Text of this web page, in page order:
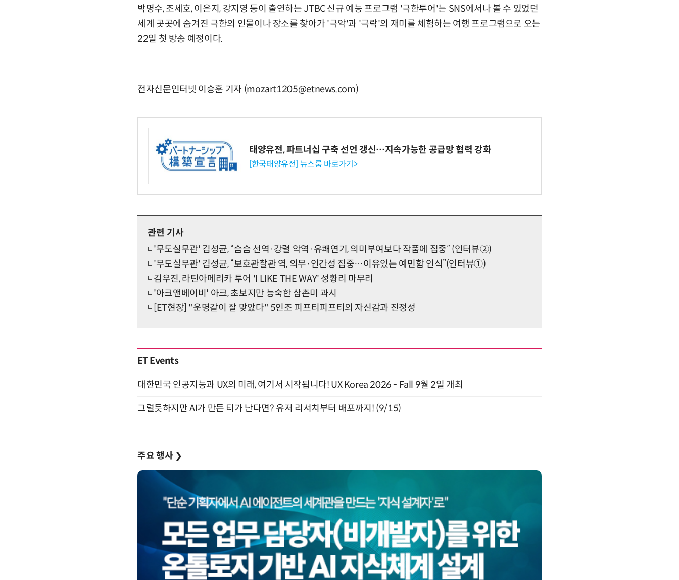
박명수, 조세호, 이은지, 강지영 등이 출연하는 JTBC 신규 예능 프로그램 '극한투어'는 SNS에서나 볼 수 있었던
세계 곳곳에 숨겨진 극한의 인물이나 장소를 찾아가 '극악'과 '극락'의 재미를 체험하는 여행 프로그램으로 오는
22일 첫 방송 예정이다.
전자신문인터넷 이승훈 기자 (mozart1205@etnews.com)
태양유전, 파트너십 구축 선언 갱신…지속가능한 공급망 협력 강화
[한국태양유전] 뉴스룸 바로가기>
관련 기사
'무도실무관' 김성균, “슴슴 선역·강렬 악역·유쾌연기, 의미부여보다 작품에 집중” (인터뷰②)
'무도실무관' 김성균, “보호관찰관 역, 의무·인간성 집중…이유있는 예민함 인식”(인터뷰①)
김우진, 라틴아메리카 투어 'I LIKE THE WAY' 성황리 마무리
'아크앤베이비' 아크, 초보지만 능숙한 삼촌미 과시
[ET현장] "운명같이 잘 맞았다" 5인조 피프티피프티의 자신감과 진정성
ET Events
대한민국 인공지능과 UX의 미래, 여기서 시작됩니다! UX Korea 2026 - Fall 9월 2일 개최
그럴듯하지만 AI가 만든 티가 난다면? 유저 리서치부터 배포까지! (9/15)
주요 행사 ❯